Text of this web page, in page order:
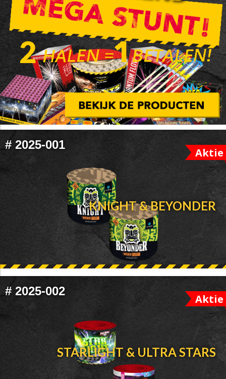
FOOTER
WIDGET
HEADER
# 2025-001
Aktie
KNIGHT & BEYONDER
# 2025-002
Aktie
STARLIGHT & ULTRA STARS